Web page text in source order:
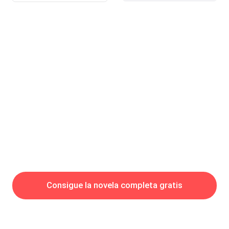
los pantalones, y sale de ellos de una patada y abre el cajón, y
Consigue la novela completa gratis